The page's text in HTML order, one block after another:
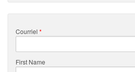
Courriel *
First Name